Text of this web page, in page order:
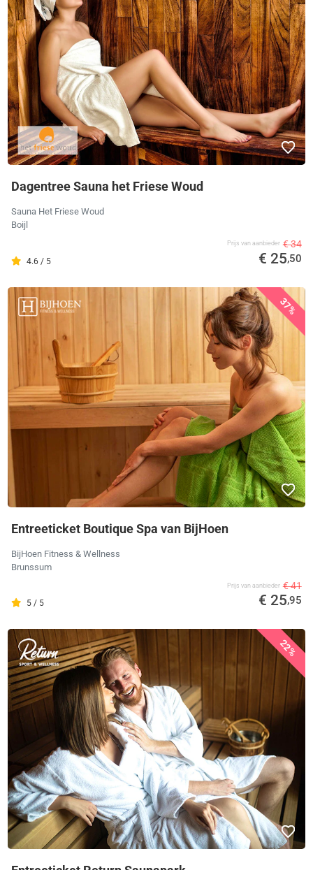
Dagentree Sauna het Friese Woud
Sauna Het Friese Woud
Boijl
4.6 / 5
Prijs van aanbieder € 34
€ 25,50
37%
Entreeticket Boutique Spa van BijHoen
BijHoen Fitness & Wellness
Brunssum
5 / 5
Prijs van aanbieder € 41
€ 25,95
22%